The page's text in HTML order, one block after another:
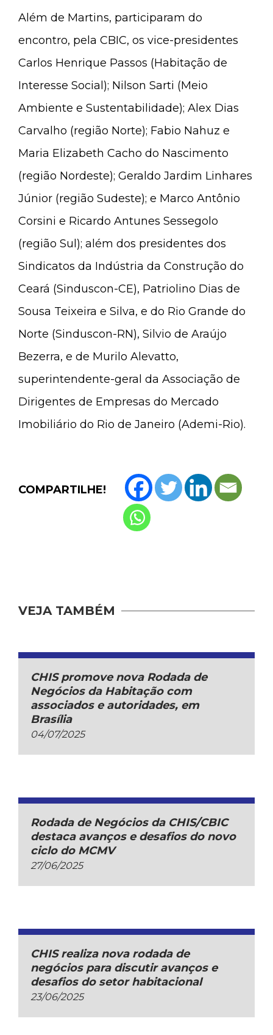
Além de Martins, participaram do
encontro, pela CBIC, os vice-presidentes
Carlos Henrique Passos (Habitação de
Interesse Social); Nilson Sarti (Meio
Ambiente e Sustentabilidade); Alex Dias
Carvalho (região Norte); Fabio Nahuz e
Maria Elizabeth Cacho do Nascimento
(região Nordeste); Geraldo Jardim Linhares
Júnior (região Sudeste); e Marco Antônio
Corsini e Ricardo Antunes Sessegolo
(região Sul); além dos presidentes dos
Sindicatos da Indústria da Construção do
Ceará (Sinduscon-CE), Patriolino Dias de
Sousa Teixeira e Silva, e do Rio Grande do
Norte (Sinduscon-RN), Silvio de Araújo
Bezerra, e de Murilo Alevatto,
superintendente-geral da Associação de
Dirigentes de Empresas do Mercado
Imobiliário do Rio de Janeiro (Ademi-Rio).
COMPARTILHE!
VEJA TAMBÉM
CHIS promove nova Rodada de
Negócios da Habitação com
associados e autoridades, em
Brasília
04/07/2025
Rodada de Negócios da CHIS/CBIC
destaca avanços e desafios do novo
ciclo do MCMV
27/06/2025
CHIS realiza nova rodada de
negócios para discutir avanços e
desafios do setor habitacional
23/06/2025